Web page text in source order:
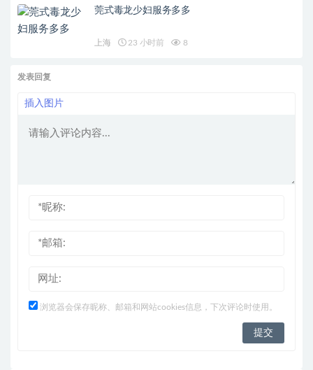
莞式毒龙少妇服务多多
上海 23 小时前 8
发表回复
插入图片
浏览器会保存昵称、邮箱和网站cookies信息，下次评论时使用。